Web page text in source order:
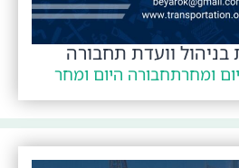
בניהול וועדת תחבורה
ומחרתחבורה היום ומחר